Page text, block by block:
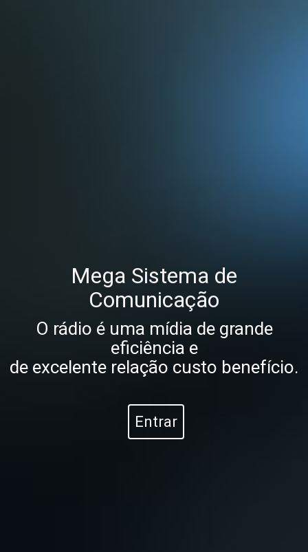
Mega Sistema de
Comunicação
O rádio é uma mídia de grande
eficiência e
de excelente relação custo benefício.
Entrar